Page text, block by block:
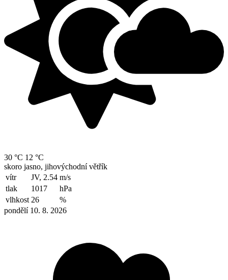
30 °C 12 °C
skoro jasno, jihovýchodní větřík
vítr
JV, 2.54 m/s
tlak
1017
hPa
vlhkost 26
%
pondělí 10. 8. 2026